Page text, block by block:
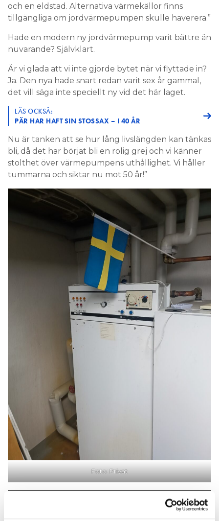
och en eldstad. Alternativa värmekällor finns
tillgängliga om jordvärmepumpen skulle haverera.”
Hade en modern ny jordvärmepump varit bättre än
nuvarande? Självklart.
Är vi glada att vi inte gjorde bytet när vi flyttade in?
Ja. Den nya hade snart redan varit sex år gammal,
det vill säga inte speciellt ny vid det här laget.
LÄS OCKSÅ:
PÄR HAR HAFT SIN STOSSAX – I 40 ÅR
Nu är tanken att se hur lång livslängden kan tänkas
bli, då det har börjat bli en rolig grej och vi känner
stolthet över värmepumpens uthållighet. Vi håller
tummarna och siktar nu mot 50 år!”
Foto: Privat